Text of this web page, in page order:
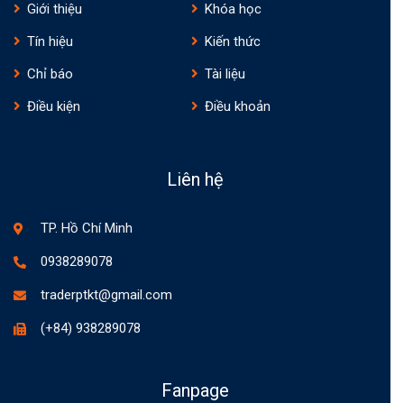
Giới thiệu
Khóa học
Tín hiệu
Kiến thức
Chỉ báo
Tài liệu
Điều kiện
Điều khoản
Liên hệ
TP. Hồ Chí Minh
0938289078
traderptkt@gmail.com
(+84) 938289078
Fanpage